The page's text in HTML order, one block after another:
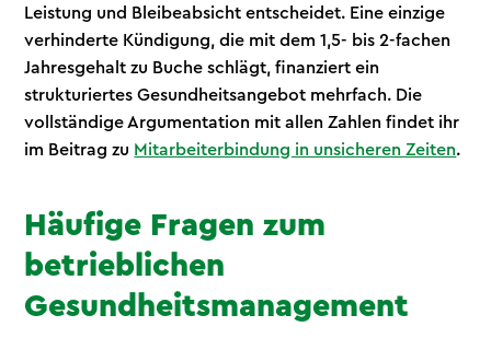
Leistung und Bleibeabsicht entscheidet. Eine einzige
verhinderte Kündigung, die mit dem 1,5- bis 2-fachen
Jahresgehalt zu Buche schlägt, finanziert ein
strukturiertes Gesundheitsangebot mehrfach. Die
vollständige Argumentation mit allen Zahlen findet ihr
im Beitrag zu Mitarbeiterbindung in unsicheren Zeiten.
Häufige Fragen zum
betrieblichen
Gesundheitsmanagement